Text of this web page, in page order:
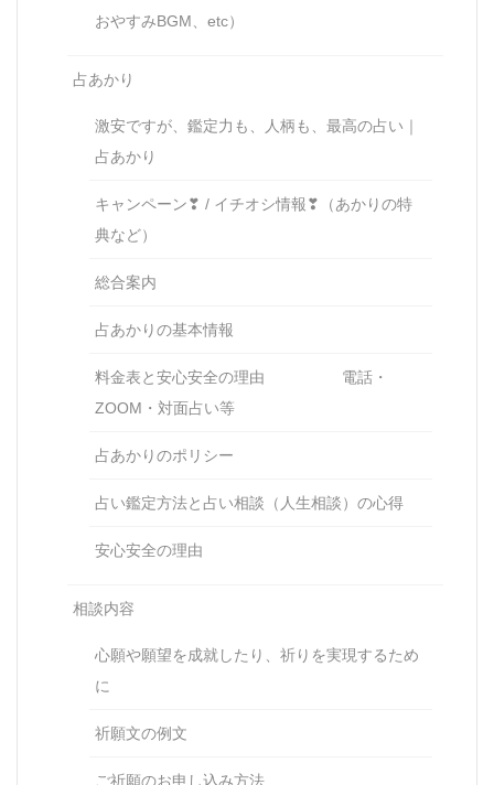
おやすみBGM、etc）
占あかり
激安ですが、鑑定力も、人柄も、最高の占い｜
占あかり
キャンペーン❣ / イチオシ情報❣（あかりの特
典など）
総合案内
占あかりの基本情報
料金表と安心安全の理由 電話・
ZOOM・対面占い等
占あかりのポリシー
占い鑑定方法と占い相談（人生相談）の心得
安心安全の理由
相談内容
心願や願望を成就したり、祈りを実現するため
に
祈願文の例文
ご祈願のお申し込み方法